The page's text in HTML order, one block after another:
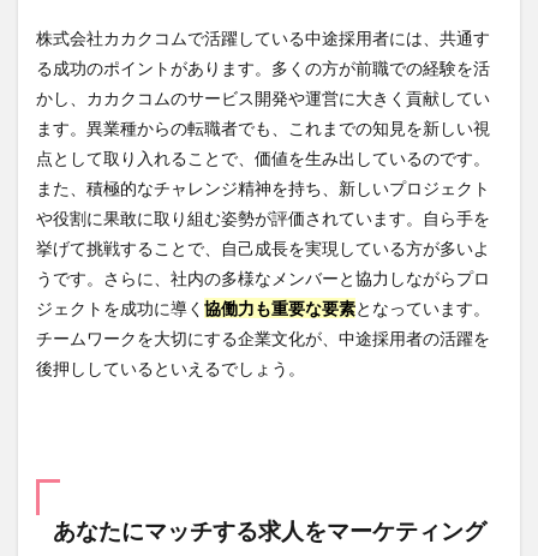
すす
め！
8
まと
株式会社カカクコムで活躍している中途採用者には、共通す
る成功のポイントがあります。多くの方が前職での経験を活
かし、カカクコムのサービス開発や運営に大きく貢献してい
ます。異業種からの転職者でも、これまでの知見を新しい視
点として取り入れることで、価値を生み出しているのです。
また、積極的なチャレンジ精神を持ち、新しいプロジェクト
や役割に果敢に取り組む姿勢が評価されています。自ら手を
挙げて挑戦することで、自己成長を実現している方が多いよ
うです。さらに、社内の多様なメンバーと協力しながらプロ
ジェクトを成功に導く 協働力も重要な要素となっています。
チームワークを大切にする企業文化が、中途採用者の活躍を
後押ししているといえるでしょう。
あなたにマッチする求人をマーケティング